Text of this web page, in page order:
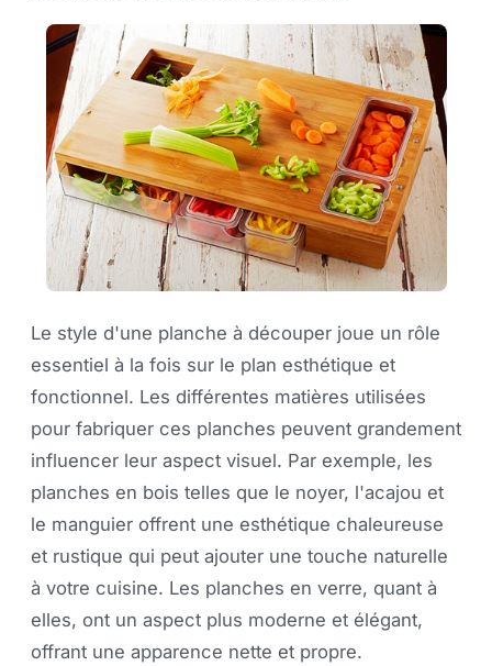
Le style d'une planche à découper joue un rôle
essentiel à la fois sur le plan esthétique et
fonctionnel. Les différentes matières utilisées
pour fabriquer ces planches peuvent grandement
influencer leur aspect visuel. Par exemple, les
planches en bois telles que le noyer, l'acajou et
le manguier offrent une esthétique chaleureuse
et rustique qui peut ajouter une touche naturelle
à votre cuisine. Les planches en verre, quant à
elles, ont un aspect plus moderne et élégant,
offrant une apparence nette et propre.